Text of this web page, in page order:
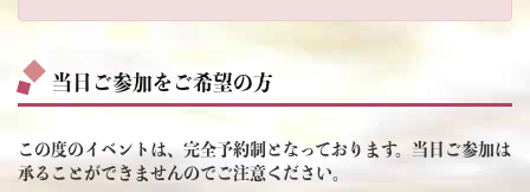
当日ご参加をご希望の方
この度のイベントは、完全予約制となっております。当日ご参加は
承ることができませんのでご注意ください。